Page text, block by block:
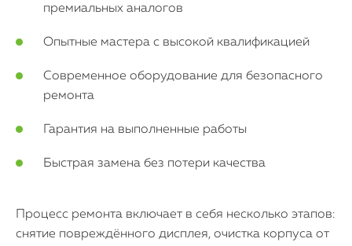
премиальных аналогов
Опытные мастера с высокой квалификацией
Современное оборудование для безопасного
ремонта
Гарантия на выполненные работы
Быстрая замена без потери качества
Процесс ремонта включает в себя несколько этапов:
снятие повреждённого дисплея, очистка корпуса от